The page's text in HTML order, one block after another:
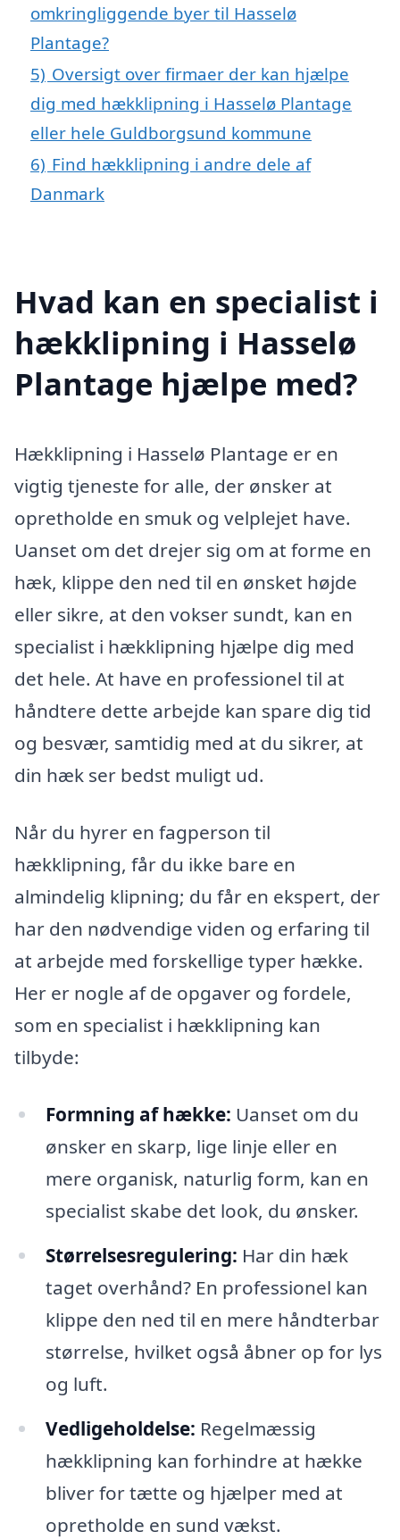
omkringliggende byer til Hasselø
Plantage?
5) Oversigt over firmaer der kan hjælpe
dig med hækklipning i Hasselø Plantage
eller hele Guldborgsund kommune
6) Find hækklipning i andre dele af
Danmark
Hvad kan en specialist i
hækklipning i Hasselø
Plantage hjælpe med?
Hækklipning i Hasselø Plantage er en
vigtig tjeneste for alle, der ønsker at
opretholde en smuk og velplejet have.
Uanset om det drejer sig om at forme en
hæk, klippe den ned til en ønsket højde
eller sikre, at den vokser sundt, kan en
specialist i hækklipning hjælpe dig med
det hele. At have en professionel til at
håndtere dette arbejde kan spare dig tid
og besvær, samtidig med at du sikrer, at
din hæk ser bedst muligt ud.
Når du hyrer en fagperson til
hækklipning, får du ikke bare en
almindelig klipning; du får en ekspert, der
har den nødvendige viden og erfaring til
at arbejde med forskellige typer hække.
Her er nogle af de opgaver og fordele,
som en specialist i hækklipning kan
tilbyde:
Formning af hække: Uanset om du
ønsker en skarp, lige linje eller en
mere organisk, naturlig form, kan en
specialist skabe det look, du ønsker.
Størrelsesregulering: Har din hæk
taget overhånd? En professionel kan
klippe den ned til en mere håndterbar
størrelse, hvilket også åbner op for lys
og luft.
Vedligeholdelse: Regelmæssig
hækklipning kan forhindre at hække
bliver for tætte og hjælper med at
opretholde en sund vækst.